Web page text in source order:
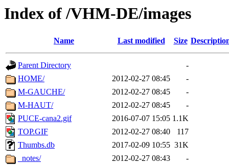
Index of /VHM-DE/images
Name Last modified Size
Parent Directory
-
HOME/
2012-02-27 08:45
-
M-GAUCHE/
2012-02-27 08:45
-
M-HAUT/
2012-02-27 08:45
-
PUCE-cana2.gif
2016-07-07 15:05 1.1K
TOP.GIF
2012-02-27 08:40
117
Thumbs.db
2017-02-09 10:55 31K
_notes/
2012-02-27 08:43
-